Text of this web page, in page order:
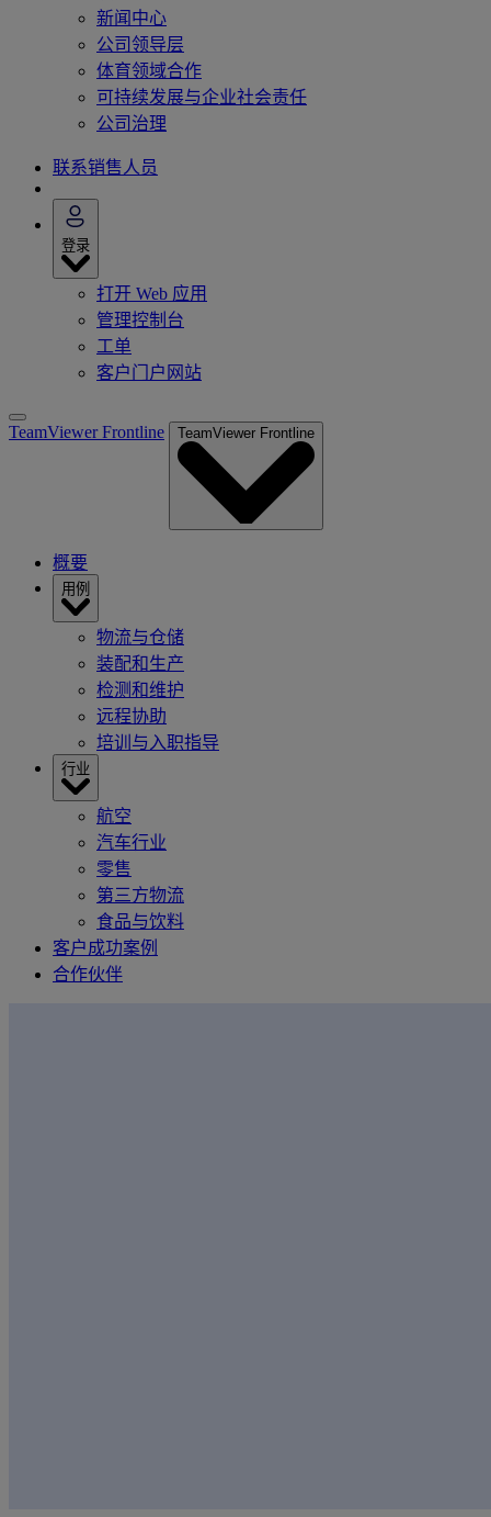
新闻中心
公司领导层
体育领域合作
可持续发展与企业社会责任
公司治理
联系销售人员
登录
打开 Web 应用
管理控制台
工单
客户门户网站
TeamViewer Frontline TeamViewer Frontline
概要
用例
物流与仓储
装配和生产
检测和维护
远程协助
培训与入职指导
行业
航空
汽车行业
零售
第三方物流
食品与饮料
客户成功案例
合作伙伴